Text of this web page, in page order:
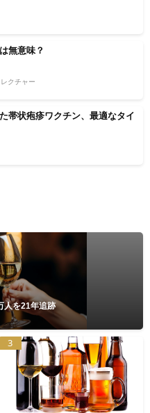
無意味？
クチャー
帯状疱疹ワクチン、最適なタイ
人を21年追跡
3